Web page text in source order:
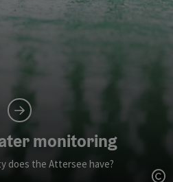
monitoring
does the Attersee have?